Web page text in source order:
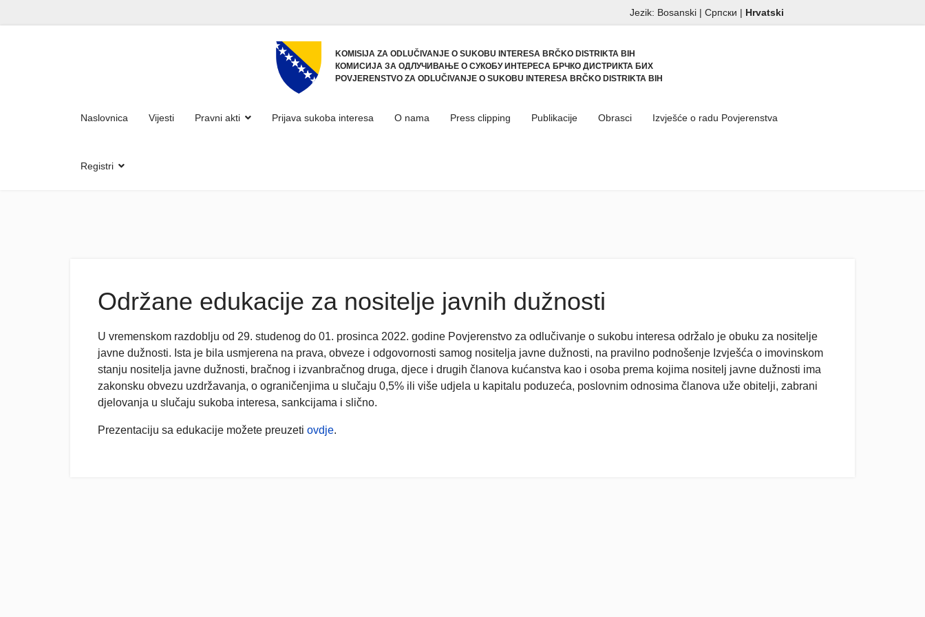
Jezik: Bosanski |Српски | Hrvatski
KOMISIJA ZA ODLUČIVANJE O SUKOBU INTERESA BRČKO DISTRIKTA BIH
КОМИСИЈА ЗА ОДЛУЧИВАЊЕ О СУКОБУ ИНТЕРЕСА БРЧКО ДИСТРИКТА БИХ
POVJERENSTVO ZA ODLUČIVANJE O SUKOBU INTERESA BRČKO DISTRIKTA BIH
Naslovnica Vijesti Pravni akti Prijava sukoba interesa O nama Press clipping Publikacije Obrasci Izvješće o radu Povjerenstva
Registri
Održane edukacije za nositelje javnih dužnosti
U vremenskom razdoblju od 29. studenog do 01. prosinca 2022. godine Povjerenstvo za odlučivanje o sukobu interesa održalo je obuku za nositelje
javne dužnosti. Ista je bila usmjerena na prava, obveze i odgovornosti samog nositelja javne dužnosti, na pravilno podnošenje Izvješća o imovinskom
stanju nositelja javne dužnosti, bračnog i izvanbračnog druga, djece i drugih članova kućanstva kao i osoba prema kojima nositelj javne dužnosti ima
zakonsku obvezu uzdržavanja, o ograničenjima u slučaju 0,5% ili više udjela u kapitalu poduzeća, poslovnim odnosima članova uže obitelji, zabrani
djelovanja u slučaju sukoba interesa, sankcijama i slično.
Prezentaciju sa edukacije možete preuzeti ovdje.